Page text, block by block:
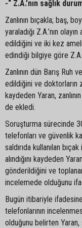
-“ Z.A.’nın sağlık
Zanlının bıçakla; baş,
yaraladığı Z.A.’nın
edildiğini ve iki kez
edindiği bilgiye göre
Zanlının dün Barış Ruh
edildiğini ve doktorların
kaydeden Yaran,
de ekledi.
Soruşturma sürecinde
telefonları ve güvenlik
saldırıda kullanılan
alındığını kaydeden
gönderildiğini ve
incelemede olduğunu
Bugün itibariyle
telefonlarının
olduğunu belirten Yaran,